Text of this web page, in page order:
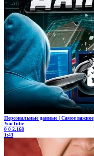
Персональные данные | Самое важное
YouTube
0 0 2.168
1:43